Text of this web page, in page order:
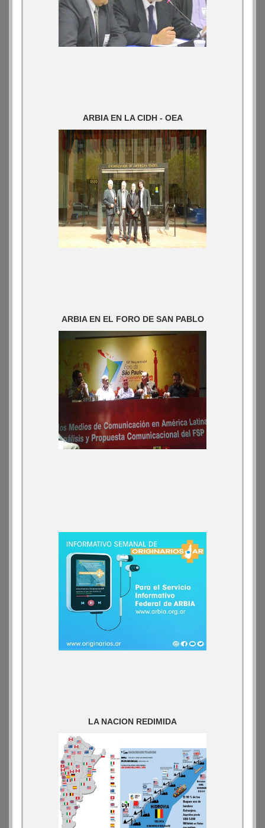
ARBIA EN LA CIDH - OEA
ARBIA EN EL FORO DE SAN PABLO
LA NACION REDIMIDA